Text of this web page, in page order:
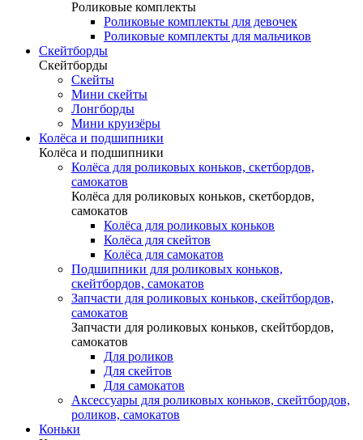
Роликовые комплекты
Роликовые комплекты для девочек
Роликовые комплекты для мальчиков
Скейтборды
Скейтборды
Скейты
Мини скейты
Лонгборды
Мини круизёры
Колёса и подшипники
Колёса и подшипники
Колёса для роликовых коньков, скетбордов,
самокатов
Колёса для роликовых коньков, скетбордов,
самокатов
Колёса для роликовых коньков
Колёса для скейтов
Колёса для самокатов
Подшипники для роликовых коньков,
скейтбордов, самокатов
Запчасти для роликовых коньков, скейтбордов,
самокатов
Запчасти для роликовых коньков, скейтбордов,
самокатов
Для роликов
Для скейтов
Для самокатов
Аксессуары для роликовых коньков, скейтбордов,
роликов, самокатов
Коньки